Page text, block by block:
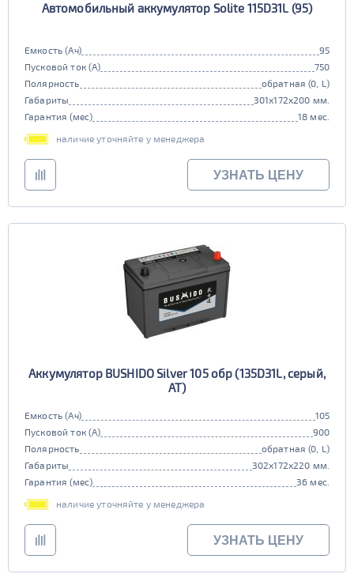
Автомобильный аккумулятор Solite 115D31L (95)
Емкость (Ач)
95
Пусковой ток (А)
750
Полярность
обратная (0, L)
Габариты
301x172x200 мм.
Гарантия (мес)
18 мес.
наличие уточняйте у менеджера
УЗНАТЬ ЦЕНУ
Аккумулятор BUSHIDO Silver 105 обр (135D31L, серый,
AT)
Емкость (Ач)
105
Пусковой ток (А)
900
Полярность
обратная (0, L)
Габариты
302x172x220 мм.
Гарантия (мес)
36 мес.
наличие уточняйте у менеджера
УЗНАТЬ ЦЕНУ